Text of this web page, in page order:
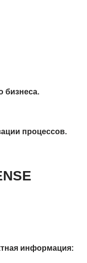
бизнеса.
процессов.
информация: